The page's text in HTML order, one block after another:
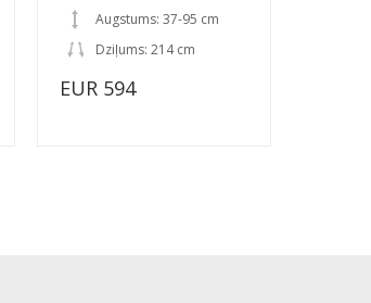
Augstums: 37-95 cm
Dziļums: 214 cm
EUR 594